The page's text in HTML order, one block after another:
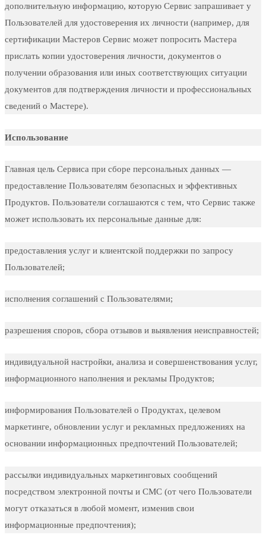
дополнительную информацию, которую Сервис запрашивает у
Пользователей для удостоверения их личности (например, для
сертификации Мастеров Сервис может попросить Мастера
прислать копии удостоверения личности, документов о
получении образования или иных соответствующих ситуации
документов для подтверждения личности и профессиональных
сведений о Мастере).
Использование
Главная цель Сервиса при сборе персональных данных —
предоставление Пользователям безопасных и эффективных
Продуктов. Пользователи соглашаются с тем, что Сервис также
может использовать их персональные данные для:
предоставления услуг и клиентской поддержки по запросу
Пользователей;
исполнения соглашений с Пользователями;
разрешения споров, сбора отзывов и выявления неисправностей;
индивидуальной настройки, анализа и совершенствования услуг,
информационного наполнения и рекламы Продуктов;
информирования Пользователей о Продуктах, целевом
маркетинге, обновлении услуг и рекламных предложениях на
основании информационных предпочтений Пользователей;
рассылки индивидуальных маркетинговых сообщений
посредством электронной почты и СМС (от чего Пользователи
могут отказаться в любой момент, изменив свои
информационные предпочтения);